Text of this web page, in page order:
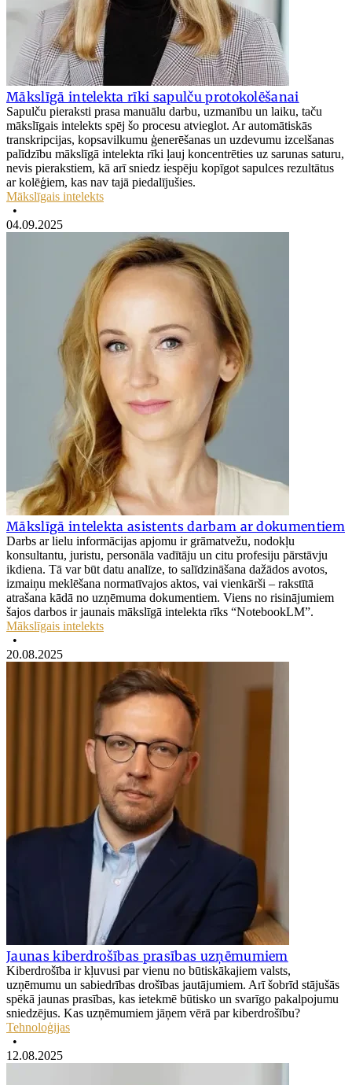
Mākslīgā intelekta rīki sapulču protokolēšanai
Sapulču pieraksti prasa manuālu darbu, uzmanību un laiku, taču
mākslīgais intelekts spēj šo procesu atvieglot. Ar automātiskās
transkripcijas, kopsavilkumu ģenerēšanas un uzdevumu izcelšanas
palīdzību mākslīgā intelekta rīki ļauj koncentrēties uz sarunas saturu,
nevis pierakstiem, kā arī sniedz iespēju kopīgot sapulces rezultātus
ar kolēģiem, kas nav tajā piedalījušies.
Mākslīgais intelekts
•
04.09.2025
Mākslīgā intelekta asistents darbam ar dokumentiem
Darbs ar lielu informācijas apjomu ir grāmatvežu, nodokļu
konsultantu, juristu, personāla vadītāju un citu profesiju pārstāvju
ikdiena. Tā var būt datu analīze, to salīdzināšana dažādos avotos,
izmaiņu meklēšana normatīvajos aktos, vai vienkārši – rakstītā
atrašana kādā no uzņēmuma dokumentiem. Viens no risinājumiem
šajos darbos ir jaunais mākslīgā intelekta rīks “NotebookLM”.
Mākslīgais intelekts
•
20.08.2025
Jaunas kiberdrošības prasības uzņēmumiem
Kiberdrošība ir kļuvusi par vienu no būtiskākajiem valsts,
uzņēmumu un sabiedrības drošības jautājumiem. Arī šobrīd stājušās
spēkā jaunas prasības, kas ietekmē būtisko un svarīgo pakalpojumu
sniedzējus. Kas uzņēmumiem jāņem vērā par kiberdrošību?
Tehnoloģijas
•
12.08.2025